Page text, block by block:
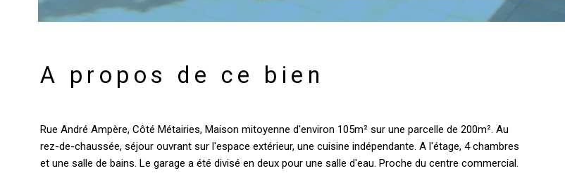
A propos de ce bien
Rue André Ampère, Côté Métairies, Maison mitoyenne d'environ 105m² sur une parcelle de 200m². Au
rez-de-chaussée, séjour ouvrant sur l'espace extérieur, une cuisine indépendante. A l'étage, 4 chambres